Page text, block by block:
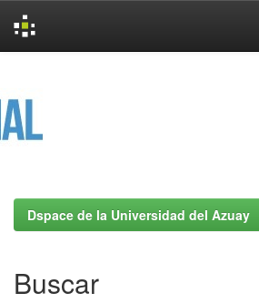
Dspace de la Universidad del Azuay
Buscar